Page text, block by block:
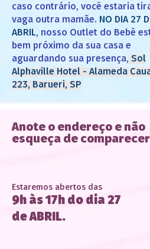
caso contrário, você estaria
vaga outra mamãe. NO DIA 27
ABRIL, nosso Outlet do Bebê
bem próximo da sua casa e
aguardando sua presença, Sol
Alphaville Hotel - Alameda
223, Barueri, SP
Anote o endereço e não
esqueça de
Estaremos abertos das
9h às 17h do dia 27
de ABRIL.